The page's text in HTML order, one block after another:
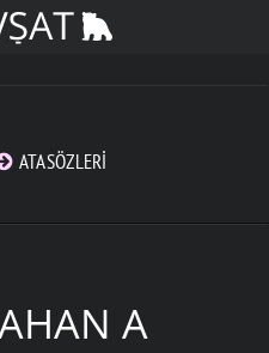
ATASÖZLERI
A